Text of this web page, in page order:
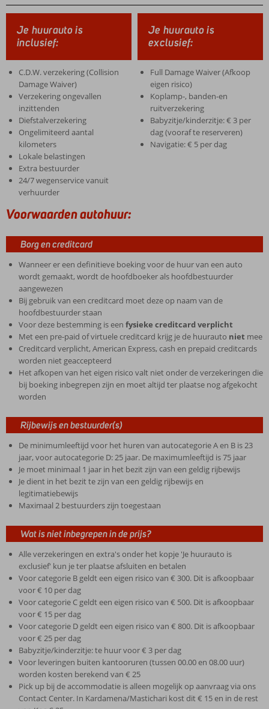
Je huurauto is
inclusief:
C.D.W. verzekering (Collision
Damage Waiver)
Verzekering ongevallen
inzittenden
Diefstalverzekering
Ongelimiteerd aantal
kilometers
Lokale belastingen
Extra bestuurder
24/7 wegenservice vanuit
verhuurder
Je huurauto is
exclusief:
Full Damage Waiver (Afkoop
eigen risico)
Koplamp-, banden-en
ruitverzekering
Babyzitje/kinderzitje: € 3 per
dag (vooraf te reserveren)
Navigatie: € 5 per dag
Voorwaarden autohuur:
Borg en creditcard
Wanneer er een definitieve boeking voor de huur van een auto
wordt gemaakt, wordt de hoofdboeker als hoofdbestuurder
aangewezen
Bij gebruik van een creditcard moet deze op naam van de
hoofdbestuurder staan
Voor deze bestemming is een fysieke creditcard verplicht
Met een pre-paid of virtuele creditcard krijg je de huurauto niet mee
Creditcard verplicht, American Express, cash en prepaid creditcards
worden niet geaccepteerd
Het afkopen van het eigen risico valt niet onder de verzekeringen die
bij boeking inbegrepen zijn en moet altijd ter plaatse nog afgekocht
worden
Rijbewijs en bestuurder(s)
De minimumleeftijd voor het huren van autocategorie A en B is 23
jaar, voor autocategorie D: 25 jaar. De maximumleeftijd is 75 jaar
Je moet minimaal 1 jaar in het bezit zijn van een geldig rijbewijs
Je dient in het bezit te zijn van een geldig rijbewijs en
legitimatiebewijs
Maximaal 2 bestuurders zijn toegestaan
Wat is niet inbegrepen in de prijs?
Alle verzekeringen en extra's onder het kopje 'Je huurauto is
exclusief' kun je ter plaatse afsluiten en betalen
Voor categorie B geldt een eigen risico van € 300. Dit is afkoopbaar
voor € 10 per dag
Voor categorie C geldt een eigen risico van € 500. Dit is afkoopbaar
voor € 15 per dag
Voor categorie D geldt een eigen risico van € 800. Dit is afkoopbaar
voor € 25 per dag
Babyzitje/kinderzitje: te huur voor € 3 per dag
Voor leveringen buiten kantooruren (tussen 00.00 en 08.00 uur)
worden kosten berekend van € 25
Pick up bij de accommodatie is alleen mogelijk op aanvraag via ons
Contact Center. In Kardamena/Mastichari kost dit € 15 en in de rest